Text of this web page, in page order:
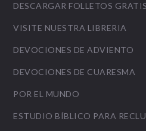
DESCARGAR FOLLETOS GRATIS
VISITE NUESTRA LIBRERIA
DEVOCIONES DE ADVIENTO
DEVOCIONES DE CUARESMA
POR EL MUNDO
ESTUDIO BÍBLICO PARA